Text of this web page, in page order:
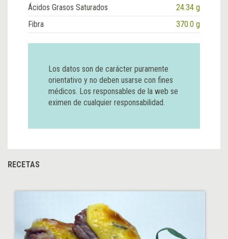
Ácidos Grasos Saturados
24.34 g
Fibra
370.0 g
Los datos son de carácter puramente
orientativo y no deben usarse con fines
médicos. Los responsables de la web se
eximen de cualquier responsabilidad.
RECETAS